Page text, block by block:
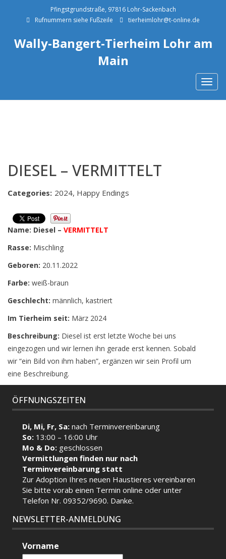
Pfingstgrundstraße, 97816 Lohr-Sackenbach
Rufnummern siehe Fußzeile
tierheimlohr@t-online.de
Wally-Bangert-Tierheim Lohr am
Main
DIESEL – VERMITTELT
Categories: 2024, Happy Endings
Name: Diesel – VERMITTELT
Rasse: Mischling
Geboren: 20.11.2022
Farbe: weiß-braun
Geschlecht: männlich, kastriert
Im Tierheim seit: März 2024
Beschreibung: Diesel ist erst letzte Woche bei uns
eingezogen und wir lernen ihn gerade erst kennen. Sobald
wir “ein Bild von ihm haben”, ergänzen wir sein Profil um
eine Beschreibung.
ÖFFNUNGSZEITEN
Di, Mi, Fr, Sa:nach Terminvereinbarung
So: 13:00 – 16:00 Uhr
Mo & Do: geschlossen
Vermittlungen finden nur nach
Terminvereinbarung statt
Zur Adoption Ihres neuen Haustieres vereinbaren
Sie bitte vorab einen Terminonline oder unter
Telefon Nr. 09352/9690. Danke.
NEWSLETTER-ANMELDUNG
Vorname